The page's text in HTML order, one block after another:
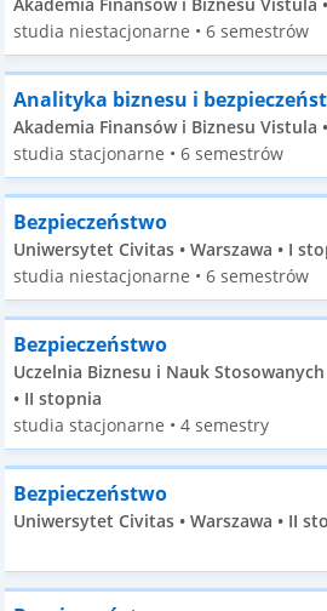
studia niestacjonarne • 6 semestrów
Analityka biznesu i
Akademia Finansów i Biznesu Vistula
studia stacjonarne • 6 semestrów
Bezpieczeństwo
Uniwersytet Civitas • Warszawa • I
studia niestacjonarne • 6 semestrów
Bezpieczeństwo
Uczelnia Biznesu i Nauk Stosowanych
• II stopnia
studia stacjonarne • 4 semestry
Bezpieczeństwo
Uniwersytet Civitas • Warszawa • II